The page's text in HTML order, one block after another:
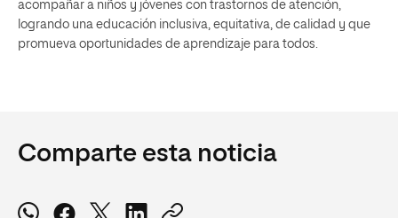
acompañar a niños y jóvenes con trastornos de atención,
logrando una educación inclusiva, equitativa, de calidad y que
promueva oportunidades de aprendizaje para todos.
Comparte esta noticia